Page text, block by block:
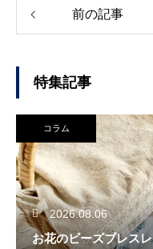
前の記事
特集記事
コラム
2026.08.06
お花のビーズブレス